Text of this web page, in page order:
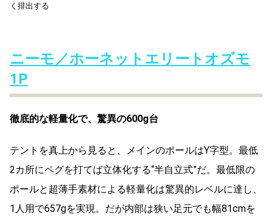
く排出する
ニーモ／ホーネットエリートオズモ
1P
徹底的な軽量化で、驚異の600g台
テントを真上から見ると、メインのポールはY字型。最低
2カ所にペグを打てば立体化する“半自立式”だ。最低限の
ポールと超薄手素材による軽量化は驚異的レベルに達し、
1人用で657gを実現。だが内部は狭い足元でも幅81cmを